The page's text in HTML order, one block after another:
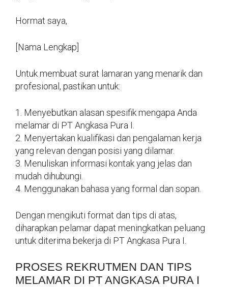
Hormat saya,
[Nama Lengkap]
Untuk membuat surat lamaran yang menarik dan
profesional, pastikan untuk:
1. Menyebutkan alasan spesifik mengapa Anda
melamar di PT Angkasa Pura I.
2. Menyertakan kualifikasi dan pengalaman kerja
yang relevan dengan posisi yang dilamar.
3. Menuliskan informasi kontak yang jelas dan
mudah dihubungi.
4. Menggunakan bahasa yang formal dan sopan.
Dengan mengikuti format dan tips di atas,
diharapkan pelamar dapat meningkatkan peluang
untuk diterima bekerja di PT Angkasa Pura I.
PROSES REKRUTMEN DAN TIPS
MELAMAR DI PT ANGKASA PURA I